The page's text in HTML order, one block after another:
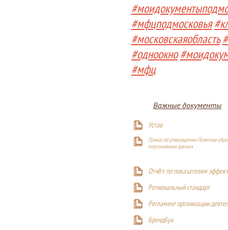
#мфцподмосковья
#московскаяобласть
#одноокно
#мфц
Важные документы
Устав
Приказ об утверждении Политики
персональных данных
Отчёт по показателям
Региональный стандарт
Регламент организации
БрендБук